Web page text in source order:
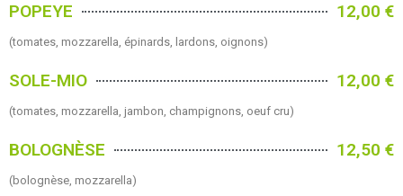
POPEYE 12,00 €
(tomates, mozzarella, épinards, lardons, oignons)
SOLE-MIO 12,00 €
(tomates, mozzarella, jambon, champignons, oeuf cru)
BOLOGNÈSE 12,50 €
(bolognèse, mozzarella)